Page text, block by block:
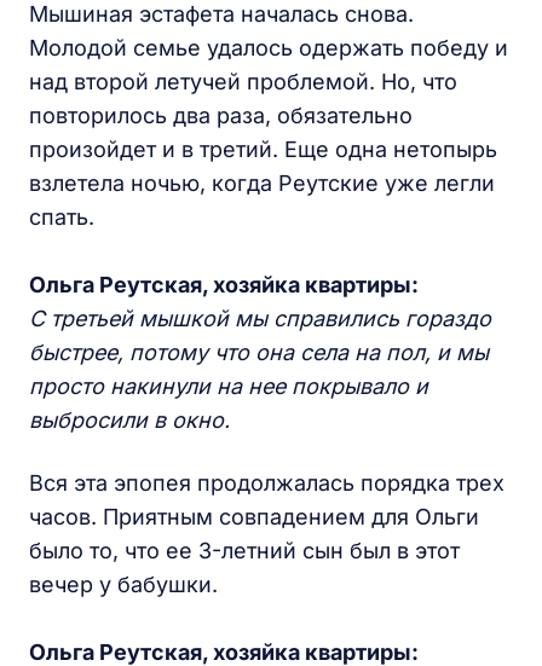
Мышиная эстафета началась снова.
Молодой семье удалось одержать победу и
над второй летучей проблемой. Но, что
повторилось два раза, обязательно
произойдет и в третий. Еще одна нетопырь
взлетела ночью, когда Реутские уже легли
спать.
Ольга Реутская, хозяйка квартиры:
С третьей мышкой мы справились гораздо
быстрее, потому что она села на пол, и мы
просто накинули на нее покрывало и
выбросили в окно.
Вся эта эпопея продолжалась порядка трех
часов. Приятным совпадением для Ольги
было то, что ее 3-летний сын был в этот
вечер у бабушки.
Ольга Реутская, хозяйка квартиры: